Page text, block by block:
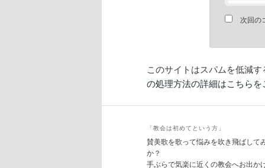
次回の
このサイトはスパムを低減
の処理方法の詳細はこちら
「教会は初めてという方」
賛美歌を歌って悩みを吹き飛ばして
か？
手ぶらで気楽に近くの教会へお出か